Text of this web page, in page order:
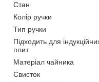
Стан
Колір ручки
Тип ручки
Підходить для
плит
Матеріал чайника
Свисток